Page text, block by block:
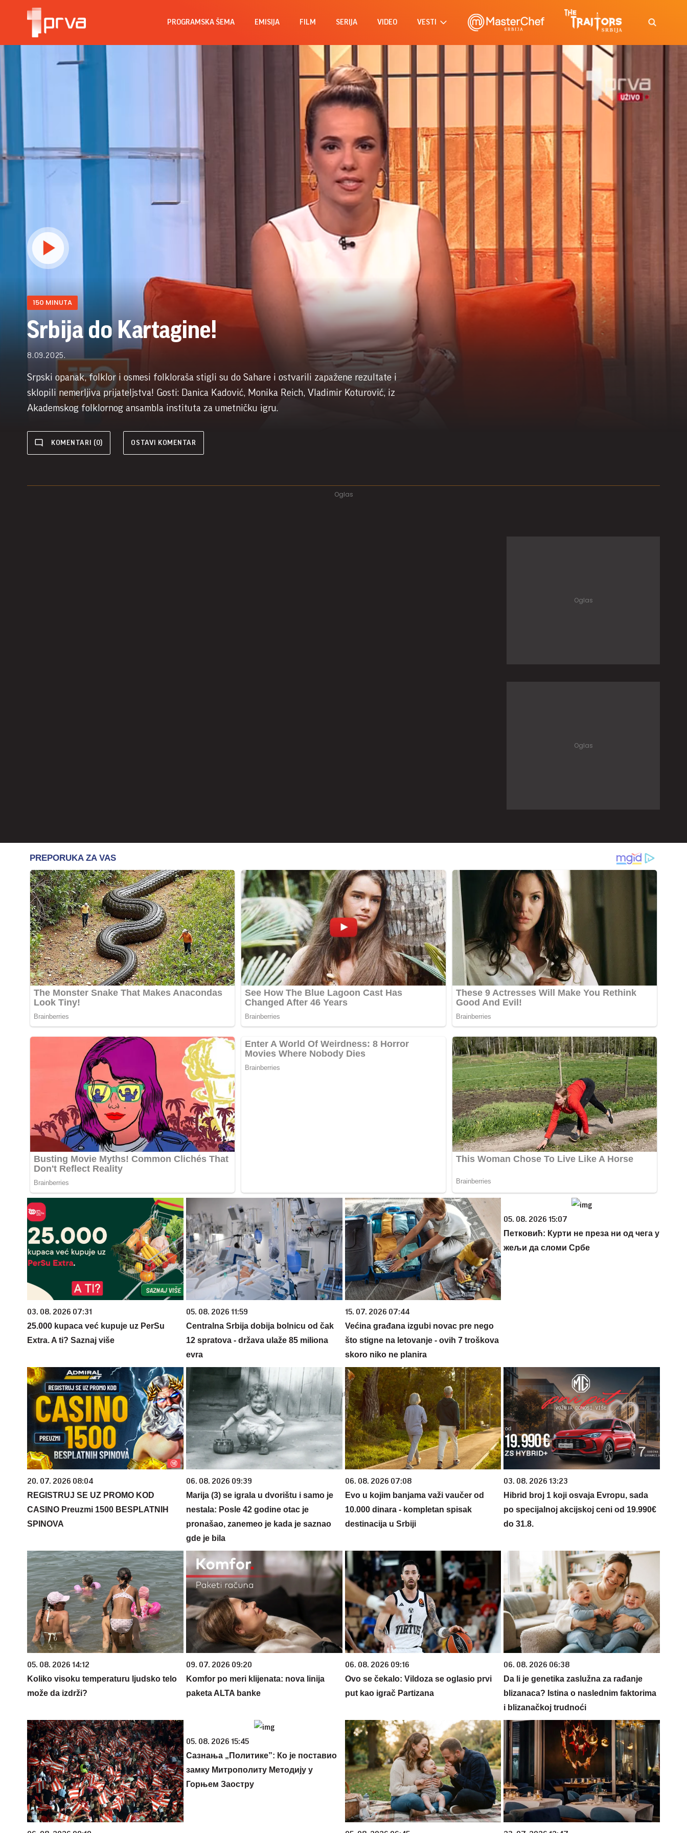
PROGRAMSKA ŠEMA EMISIJA FILM SERIJA VIDEO VESTI
150 MINUTA
Srbija do Kartagine!
8.09.2025.
Srpski opanak, folklor i osmesi folkloraša stigli su do Sahare i ostvarili zapažene rezultate i
sklopili nemerljiva prijateljstva! Gosti: Danica Kadović, Monika Reich, Vladimir Koturović, iz
Akademskog folklornog ansambla instituta za umetničku igru.
KOMENTARI (0) OSTAVI KOMENTAR
03. 08. 2026 07:31
25.000 kupaca već kupuje uz PerSu
Extra. A ti? Saznaj više
05. 08. 2026 11:59
Centralna Srbija dobija bolnicu od čak
12 spratova - država ulaže 85 miliona
evra
15. 07. 2026 07:44
Većina građana izgubi novac pre nego
što stigne na letovanje - ovih 7 troškova
skoro niko ne planira
05. 08. 2026 15:07
Петковић: Курти не преза ни од чега у
жељи да сломи Србе
20. 07. 2026 08:04
REGISTRUJ SE UZ PROMO KOD
CASINO Preuzmi 1500 BESPLATNIH
SPINOVA
06. 08. 2026 09:39
Marija (3) se igrala u dvorištu i samo je
nestala: Posle 42 godine otac je
pronašao, zanemeo je kada je saznao
gde je bila
06. 08. 2026 07:08
Evo u kojim banjama važi vaučer od
10.000 dinara - kompletan spisak
destinacija u Srbiji
03. 08. 2026 13:23
Hibrid broj 1 koji osvaja Evropu, sada
po specijalnoj akcijskoj ceni od 19.990€
do 31.8.
05. 08. 2026 14:12
Koliko visoku temperaturu ljudsko telo
može da izdrži?
09. 07. 2026 09:20
Komfor po meri klijenata: nova linija
paketa ALTA banke
06. 08. 2026 09:16
Ovo se čekalo: Vildoza se oglasio prvi
put kao igrač Partizana
06. 08. 2026 06:38
Da li je genetika zaslužna za rađanje
blizanaca? Istina o naslednim faktorima
i blizanačkoj trudnoći
05. 08. 2026 15:45
Сазнања „Политике”: Ко је поставио
замку Митрополиту Методију у
Горњем Заостру